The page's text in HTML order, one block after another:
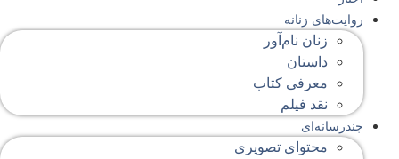
روایت‌های زنانه
زنان نام‌آور
داستان
معرفی کتاب
نقد فیلم
چندرسانه‌ای
محتوای تصویری